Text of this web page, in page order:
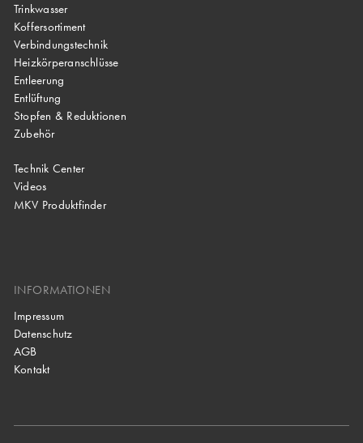
Trinkwasser
Koffersortiment
Verbindungstechnik
Heizkörperanschlüsse
Entleerung
Entlüftung
Stopfen & Reduktionen
Zubehör
Technik Center
Videos
MKV Produktfinder
INFORMATIONEN
Impressum
Datenschutz
AGB
Kontakt